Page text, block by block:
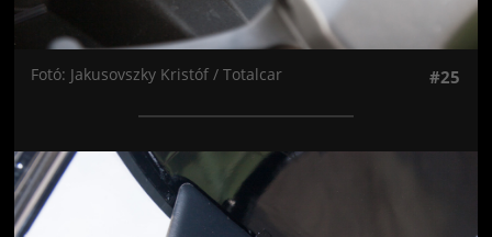
Fotó: Jakusovszky Kristóf / Totalcar #25
Jön még kép!